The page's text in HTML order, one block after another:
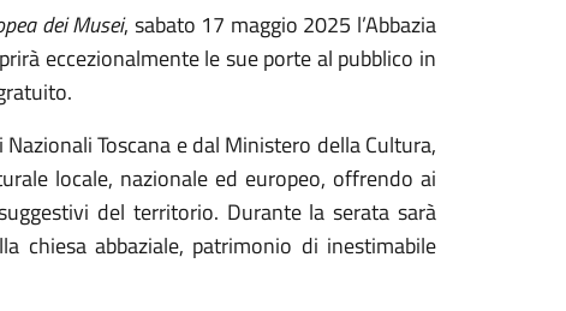
dei Musei, sabato 17 maggio 2025 l’Abbazia
eccezionalmente le sue porte al pubblico in
Toscana e dal Ministero della Cultura,
locale, nazionale ed europeo, offrendo ai
del territorio. Durante la serata sarà
chiesa abbaziale, patrimonio di inestimabile